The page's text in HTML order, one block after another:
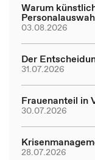
Warum
03.08.2026
Der
31.07.2026
Frauenanteil in
30.07.2026
28.07.2026